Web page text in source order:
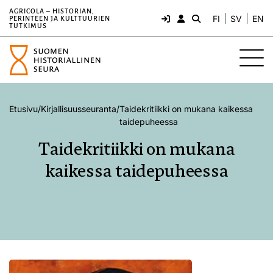
AGRICOLA – HISTORIAN,
PERINTEEN JA KULTTUURIEN
TUTKIMUS
FI SV EN
Etusivu/Kirjallisuusseuranta/Taidekritiikki on mukana kaikessa
taidepuheessa
Taidekritiikki on mukana
kaikessa taidepuheessa